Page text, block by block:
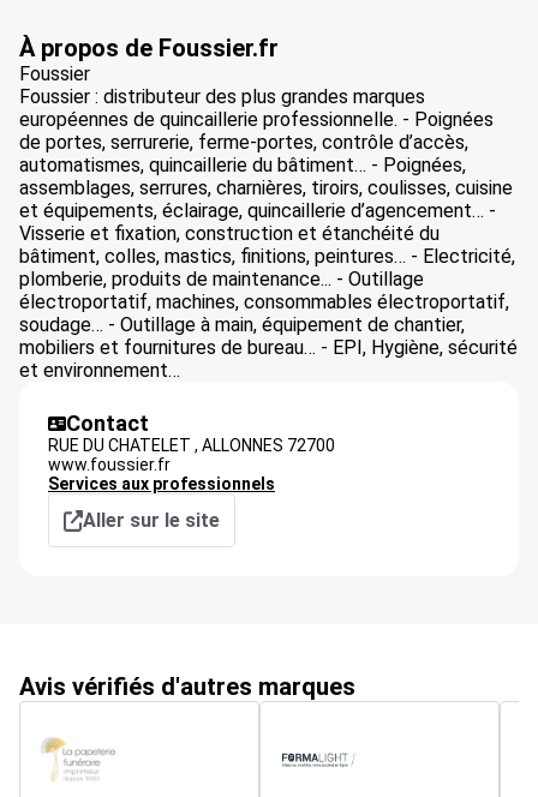
À propos de Foussier.fr
Foussier
Foussier : distributeur des plus grandes marques
européennes de quincaillerie professionnelle. - Poignées
de portes, serrurerie, ferme-portes, contrôle d’accès,
automatismes, quincaillerie du bâtiment… - Poignées,
assemblages, serrures, charnières, tiroirs, coulisses, cuisine
et équipements, éclairage, quincaillerie d’agencement… -
Visserie et fixation, construction et étanchéité du
bâtiment, colles, mastics, finitions, peintures… - Electricité,
plomberie, produits de maintenance... - Outillage
électroportatif, machines, consommables électroportatif,
soudage… - Outillage à main, équipement de chantier,
mobiliers et fournitures de bureau… - EPI, Hygiène, sécurité
et environnement…
Contact
RUE DU CHATELET , ALLONNES 72700
www.foussier.fr
Services aux professionnels
Aller sur le site
Avis vérifiés d'autres marques